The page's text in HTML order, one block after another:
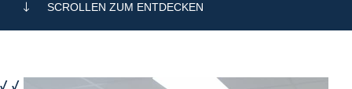
SCROLLEN ZUM ENTDECKEN